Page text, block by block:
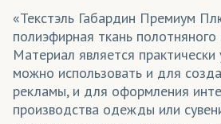
«Текстэль Габардин Премиум
полиэфирная ткань полотняного
Материал является практически
можно использовать и для
рекламы, и для оформления
производства одежды или